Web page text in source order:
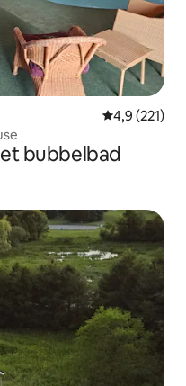
Gemiddelde
4,9 (221)
bubbelbad